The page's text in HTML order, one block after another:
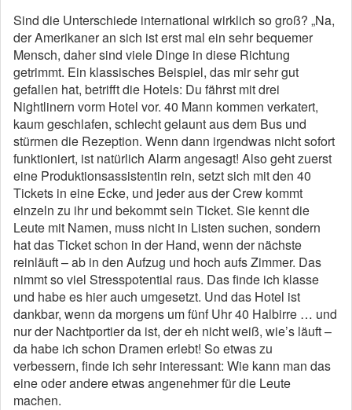
Sind die Unterschiede international wirklich so groß? „Na,
der Amerikaner an sich ist erst mal ein sehr bequemer
Mensch, daher sind viele Dinge in diese Richtung
getrimmt. Ein klassisches Beispiel, das mir sehr gut
gefallen hat, betrifft die Hotels: Du fährst mit drei
Nightlinern vorm Hotel vor. 40 Mann kommen verkatert,
kaum geschlafen, schlecht gelaunt aus dem Bus und
stürmen die Rezeption. Wenn dann irgendwas nicht sofort
funktioniert, ist natürlich Alarm angesagt! Also geht zuerst
eine Produktionsassistentin rein, setzt sich mit den 40
Tickets in eine Ecke, und jeder aus der Crew kommt
einzeln zu ihr und bekommt sein Ticket. Sie kennt die
Leute mit Namen, muss nicht in Listen suchen, sondern
hat das Ticket schon in der Hand, wenn der nächste
reinläuft – ab in den Aufzug und hoch aufs Zimmer. Das
nimmt so viel Stresspotential raus. Das finde ich klasse
und habe es hier auch umgesetzt. Und das Hotel ist
dankbar, wenn da morgens um fünf Uhr 40 Halbirre … und
nur der Nachtportier da ist, der eh nicht weiß, wie’s läuft –
da habe ich schon Dramen erlebt! So etwas zu
verbessern, finde ich sehr interessant: Wie kann man das
eine oder andere etwas angenehmer für die Leute
machen.